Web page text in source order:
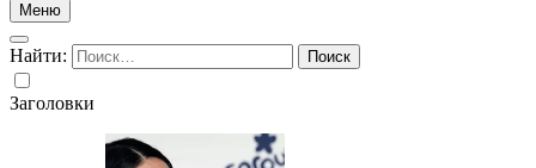
Меню
Найти:
Заголовки